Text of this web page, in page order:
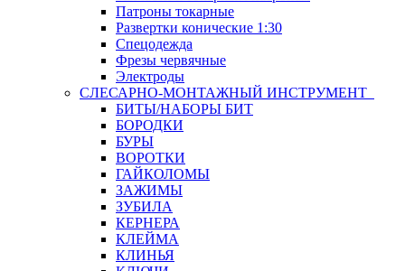
Патроны токарные
Развертки конические 1:30
Спецодежда
Фрезы червячные
Электроды
СЛЕСАРНО-МОНТАЖНЫЙ ИНСТРУМЕНТ
БИТЫ/НАБОРЫ БИТ
БОРОДКИ
БУРЫ
ВОРОТКИ
ГАЙКОЛОМЫ
ЗАЖИМЫ
ЗУБИЛА
КЕРНЕРА
КЛЕЙМА
КЛИНЬЯ